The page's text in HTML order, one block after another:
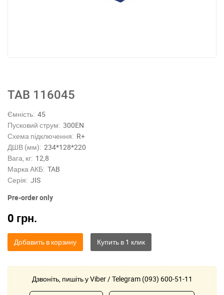
TAB 116045
Ємність: 45
Пусковий струм: 300EN
Схема підключення: R+
ДШВ (мм): 234*128*220
Вага, кг: 12,8
Марка АКБ: TAB
Серія: JIS
Pre-order only
0 грн.
Добавить в корзину
Дзвоніть, пишіть у Viber / Telegram (093) 600-51-11